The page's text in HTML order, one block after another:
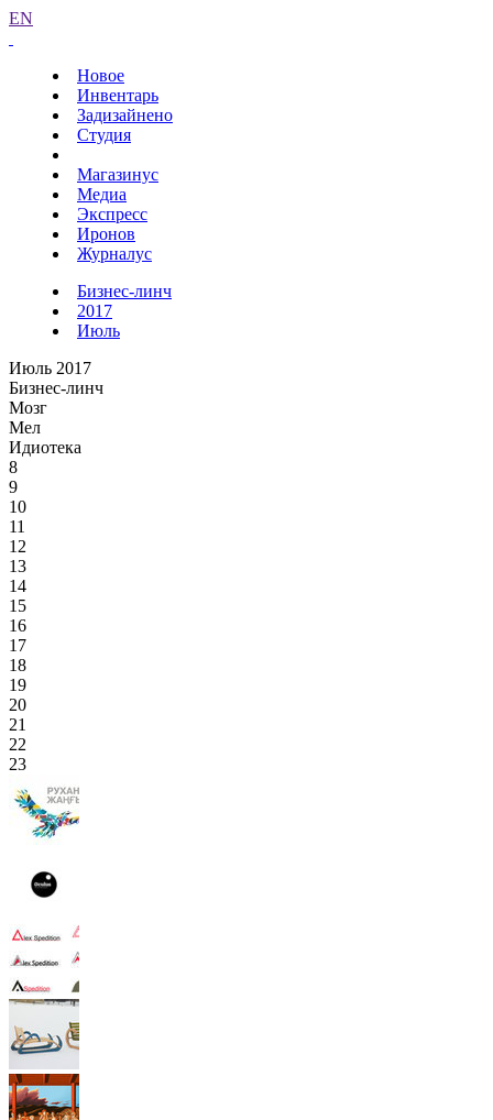
EN
Новое
Инвентарь
Задизайнено
Студия
Магазинус
Медиа
Экспресс
Иронов
Журналус
Бизнес-линч
2017
Июль
Июль 2017
Бизнес-линч
Мозг
Мел
Идиотека
8
9
10
11
12
13
14
15
16
17
18
19
20
21
22
23